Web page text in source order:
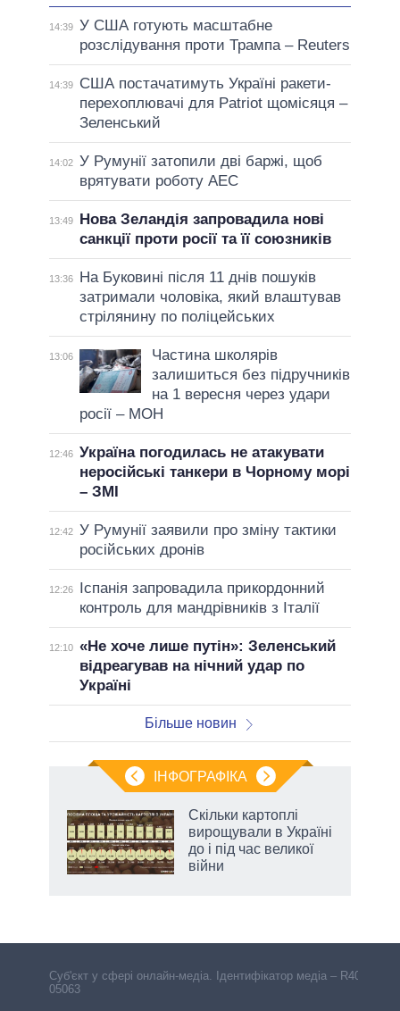
14:39 У США готують масштабне
розслідування проти Трампа – Reuters
14:39
США постачатимуть Україні ракети-
перехоплювачі для Patriot щомісяця –
Зеленський
14:02 У Румунії затопили дві баржі, щоб
врятувати роботу АЕС
13:49
Нова Зеландія запровадила нові
санкції проти росії та її союзників
13:36
На Буковині після 11 днів пошуків
затримали чоловіка, який влаштував
стрілянину по поліцейських
13:06
Частина школярів
залишиться без підручників
на 1 вересня через удари
росії – МОН
12:46 Україна погодилась не атакувати
неросійські танкери в Чорному морі
– ЗМІ
12:42 У Румунії заявили про зміну тактики
російських дронів
12:26
Іспанія запровадила прикордонний
контроль для мандрівників з Італії
12:10 «Не хоче лише путін»: Зеленський
відреагував на нічний удар по
Україні
Більше новин
ІНФОГРАФІКА
Скільки картоплі
вирощували в Україні
до і під час великої
війни
Cуб'єкт у сфері онлайн-медіа. Ідентифікатор медіа – R40-
05063